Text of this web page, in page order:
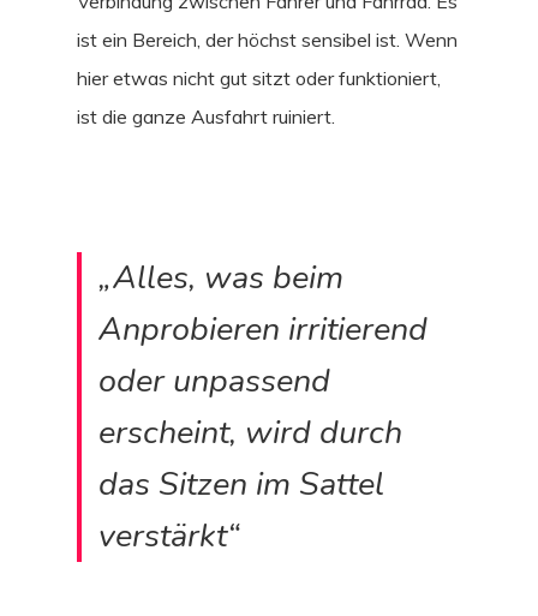
ist ein Bereich, der höchst sensibel ist. Wenn
hier etwas nicht gut sitzt oder funktioniert,
ist die ganze Ausfahrt ruiniert.
„Alles, was beim
Anprobieren irritierend
oder unpassend
erscheint, wird durch
das Sitzen im Sattel
verstärkt“